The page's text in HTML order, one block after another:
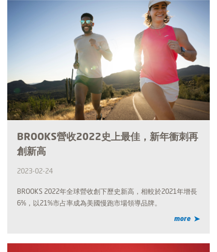
BROOKS營收2022史上最佳，新年衝刺再
創新高
2023-02-24
BROOKS 2022年全球營收創下歷史新高，相較於2021年增長
6%，以21%市占率成為美國慢跑市場領導品牌。
more